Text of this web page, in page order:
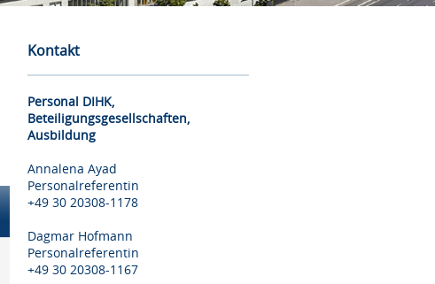
Kontakt
Personal DIHK,
Beteiligungsgesellschaften,
Ausbildung
Annalena Ayad
Personalreferentin
+49 30 20308-1178
Dagmar Hofmann
Personalreferentin
+49 30 20308-1167